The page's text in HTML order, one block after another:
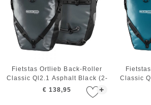
+
Fietstas Ortlieb Back-Roller
Classic Ql2.1 Asphalt Black (2-
delig)
€ 138,95
Classic